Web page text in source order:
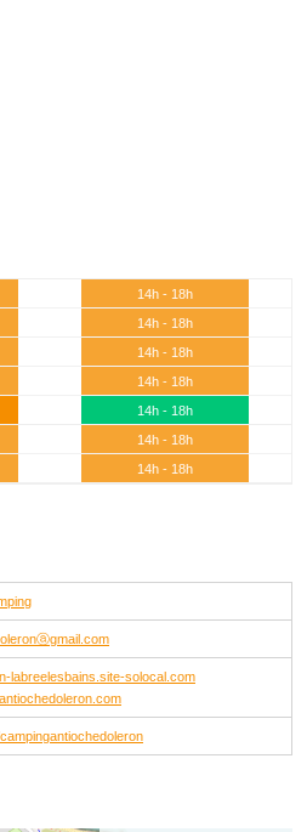
14h - 18h
14h - 18h
14h - 18h
14h - 18h
14h - 18h
14h - 18h
14h - 18h
labreelesbains.site-solocal.com